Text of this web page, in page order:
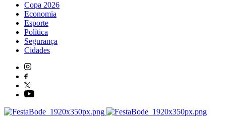
Copa 2026
Economia
Esporte
Política
Segurança
Cidades